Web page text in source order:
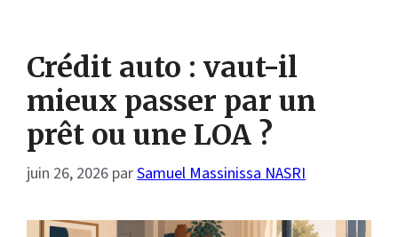
Crédit auto : vaut-il
mieux passer par un
prêt ou une LOA ?
juin 26, 2026 parSamuel Massinissa NASRI